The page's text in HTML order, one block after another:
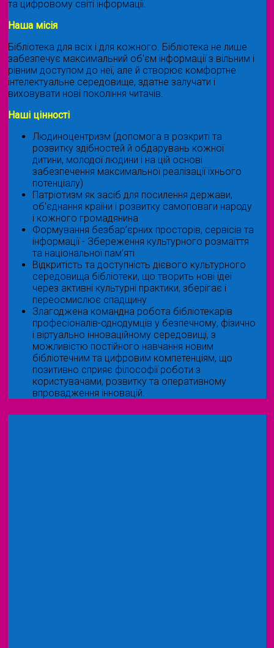
та цифровому світі інформації.
Наша місія
Бібліотека для всіх і для кожного. Бібліотека не лише
забезпечує максимальний об'єм інформації з вільним і
рівним доступом до неї, але й створює комфортне
інтелектуальне середовище, здатне залучати і
виховувати нові покоління читачів.
Наші цінності
Людиноцентризм (допомога в розкриті та
розвитку здібностей й обдарувань кожної
дитини, молодої людини і на цій основі
забезпечення максимальної реалізації їхнього
потенціалу)
Патріотизм як засіб для посилення держави,
об'єднання країни і розвитку самоповаги народу
і кожного громадянина
Формування безбар’єрних просторів, сервісів та
інформації - Збереження культурного розмаїття
та національної пам’яті
Відкритість та доступність дієвого культурного
середовища бібліотеки, що творить нові ідеї
через активні культурні практики, зберігає і
переосмислює спадщину
Злагоджена командна робота бібліотекарів
професіоналів-однодумців у безпечному, фізично
і віртуально інноваційному середовищі, з
можливістю постійного навчання новим
бібліотечним та цифровим компетенціям, що
позитивно сприяє філософії роботи з
користувачами, розвитку та оперативному
впровадження інновацій.